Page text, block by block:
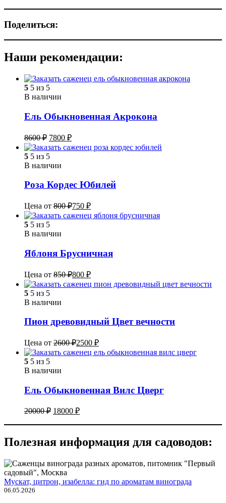
Поделиться:
Наши рекомендации:
5 5 из 5
В наличии
Ель Обыкновенная Акрокона
8600₽ 7800 ₽
5 5 из 5
В наличии
Роза Кордес Юбилей
Цена от 800₽750 ₽
5 5 из 5
В наличии
Яблоня Брусничная
Цена от 850₽800 ₽
5 5 из 5
В наличии
Пион древовидный Цвет вечности
Цена от 2600₽2500 ₽
5 5 из 5
В наличии
Ель Обыкновенная Вилс Цверг
20000₽ 18000 ₽
Полезная информация для садоводов:
Мускат, цитрон, изабелла: гид по ароматам винограда
06.05.2026